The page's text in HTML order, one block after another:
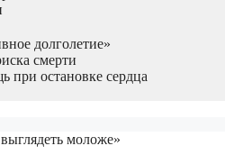
долголетие»
смерти
при остановке сердца
моложе»